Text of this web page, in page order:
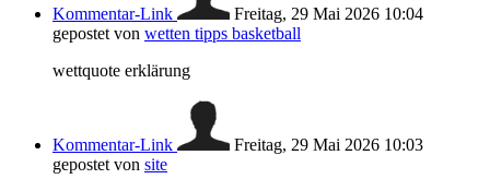
Kommentar-Link
Freitag, 29 Mai 2026 10:04
gepostet von wetten tipps basketball
wettquote erklärung
Kommentar-Link
Freitag, 29 Mai 2026 10:03
gepostet von site